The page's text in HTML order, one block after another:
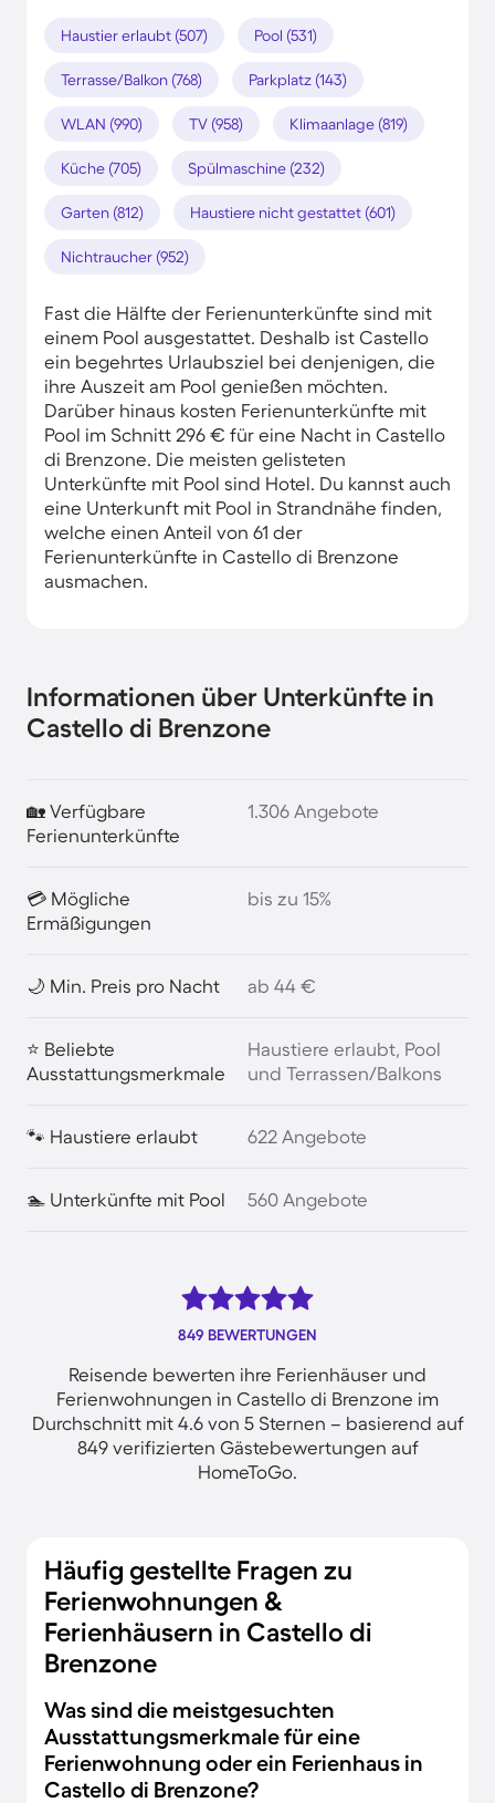
Haustier erlaubt (507) Pool (531)
Terrasse/Balkon (768) Parkplatz (143)
WLAN (990) TV (958) Klimaanlage (819)
Küche (705) Spülmaschine (232)
Garten (812) Haustiere nicht gestattet (601)
Nichtraucher (952)
Fast die Hälfte der Ferienunterkünfte sind mit
einem Pool ausgestattet. Deshalb ist Castello
ein begehrtes Urlaubsziel bei denjenigen, die
ihre Auszeit am Pool genießen möchten.
Darüber hinaus kosten Ferienunterkünfte mit
Pool im Schnitt 296 € für eine Nacht in Castello
di Brenzone. Die meisten gelisteten
Unterkünfte mit Pool sind Hotel. Du kannst auch
eine Unterkunft mit Pool in Strandnähe finden,
welche einen Anteil von 61 der
Ferienunterkünfte in Castello di Brenzone
ausmachen.
Informationen über Unterkünfte in
Castello di Brenzone
🏡 Verfügbare
Ferienunterkünfte
1.306 Angebote
💳 Mögliche
Ermäßigungen
bis zu 15%
🌙 Min. Preis pro Nacht ab 44 €
⭐ Beliebte
Ausstattungsmerkmale
Haustiere erlaubt, Pool
und Terrassen/Balkons
🐾 Haustiere erlaubt 622 Angebote
🏊 Unterkünfte mit Pool 560 Angebote
849 BEWERTUNGEN
Reisende bewerten ihre Ferienhäuser und
Ferienwohnungen in Castello di Brenzone im
Durchschnitt mit 4.6 von 5 Sternen – basierend auf
849 verifizierten Gästebewertungen auf
HomeToGo.
Häufig gestellte Fragen zu
Ferienwohnungen &
Ferienhäusern in Castello di
Brenzone
Was sind die meistgesuchten
Ausstattungsmerkmale für eine
Ferienwohnung oder ein Ferienhaus in
Castello di Brenzone?